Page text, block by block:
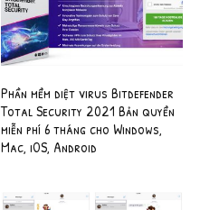
Phần mềm diệt virus Bitdefender
Total Security 2021 Bản quyền
miễn phí 6 tháng cho Windows,
Mac, iOS, Android